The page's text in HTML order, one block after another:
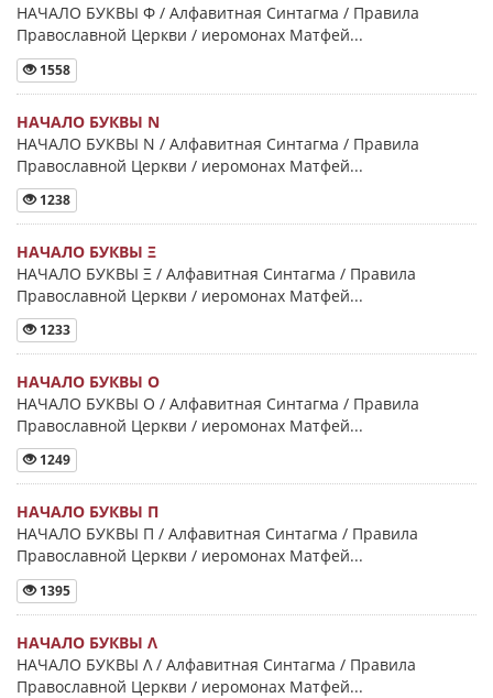
НАЧАЛО БУКВЫ Φ / Алфавитная Синтагма / Правила
Православной Церкви / иеромонах Матфей...
1558
НАЧАЛО БУКВЫ Ν
НАЧАЛО БУКВЫ Ν / Алфавитная Синтагма / Правила
Православной Церкви / иеромонах Матфей...
1238
НАЧАЛО БУКВЫ Ξ
НАЧАЛО БУКВЫ Ξ / Алфавитная Синтагма / Правила
Православной Церкви / иеромонах Матфей...
1233
НАЧАЛО БУКВЫ Ο
НАЧАЛО БУКВЫ Ο / Алфавитная Синтагма / Правила
Православной Церкви / иеромонах Матфей...
1249
НАЧАЛО БУКВЫ Π
НАЧАЛО БУКВЫ Π / Алфавитная Синтагма / Правила
Православной Церкви / иеромонах Матфей...
1395
НАЧАЛО БУКВЫ Λ
НАЧАЛО БУКВЫ Λ / Алфавитная Синтагма / Правила
Православной Церкви / иеромонах Матфей...